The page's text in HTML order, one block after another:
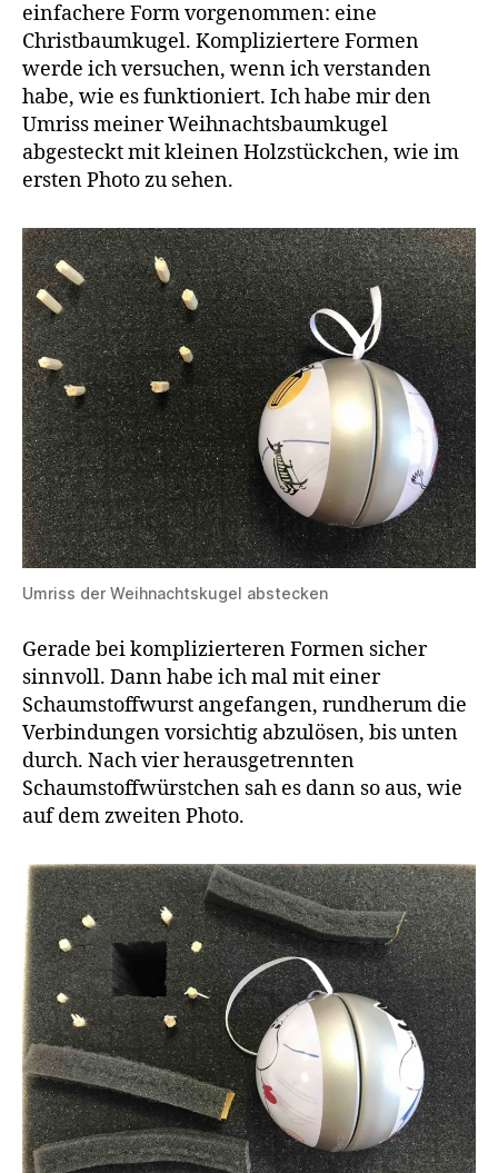
einfachere Form vorgenommen: eine
Christbaumkugel. Kompliziertere Formen
werde ich versuchen, wenn ich verstanden
habe, wie es funktioniert. Ich habe mir den
Umriss meiner Weihnachtsbaumkugel
abgesteckt mit kleinen Holzstückchen, wie im
ersten Photo zu sehen.
Umriss der Weihnachtskugel abstecken
Gerade bei komplizierteren Formen sicher
sinnvoll. Dann habe ich mal mit einer
Schaumstoffwurst angefangen, rundherum die
Verbindungen vorsichtig abzulösen, bis unten
durch. Nach vier herausgetrennten
Schaumstoffwürstchen sah es dann so aus, wie
auf dem zweiten Photo.